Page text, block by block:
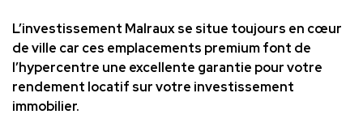
L’investissement Malraux se situe toujours en cœur
de ville car ces emplacements premium font de
l’hypercentre une excellente garantie pour votre
rendement locatif sur votre investissement
immobilier.